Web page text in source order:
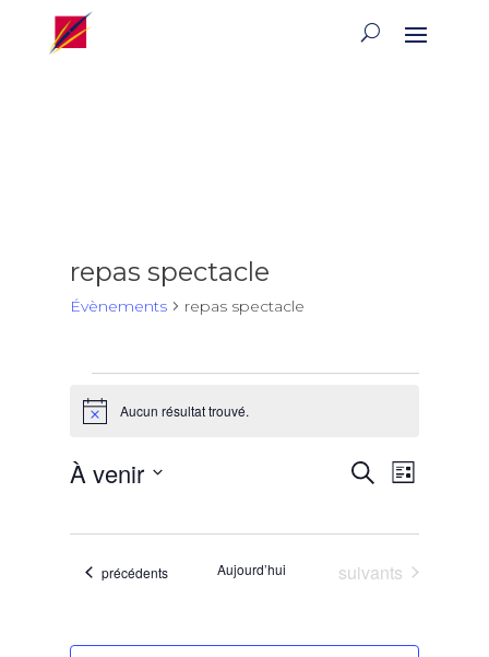
repas spectacle
Évènements repas spectacle
NoticeAucun résultat trouvé.
vues
Recherche
de
Liste
À venir
Évènements
précédents Aujourd’hui Évènements
suivants